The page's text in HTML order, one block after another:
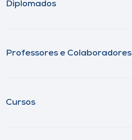
Diplomados
Professores e Colaboradores
Cursos